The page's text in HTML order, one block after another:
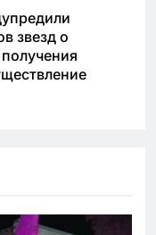
звезд о